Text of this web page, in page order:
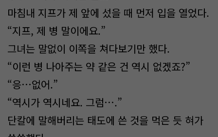
마침내 지프가 제 앞에 섰을 때 먼저 입을 열었다.
“지프, 제 병 말이에요.”
그녀는 말없이 이쪽을 쳐다보기만 했다.
“이런 병 나아주는 약 같은 건 역시 없겠죠?”
“응…없어.”
“역시가 역시네요. 그럼….”
단칼에 말해버리는 태도에 쓴 것을 먹은 듯 혀가